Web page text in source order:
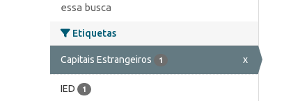
essa busca
Etiquetas
Capitais Estrangeiros 1 x
IED 1